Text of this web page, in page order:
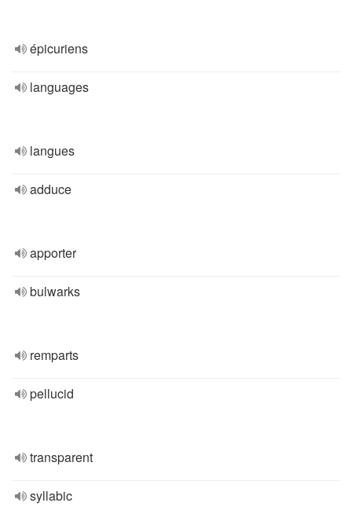
épicuriens
languages
langues
adduce
apporter
bulwarks
remparts
pellucid
transparent
syllabic